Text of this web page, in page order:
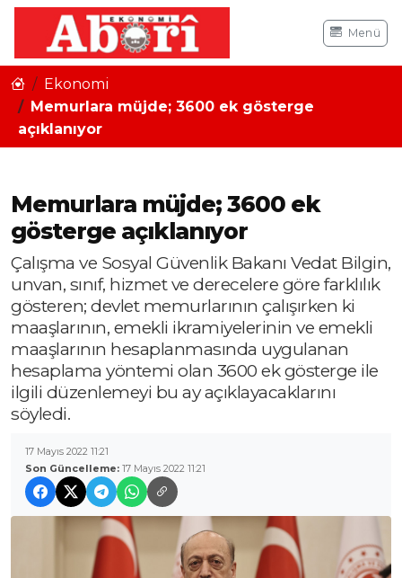
Menü
Ekonomi
Memurlara müjde; 3600 ek gösterge
açıklanıyor
Memurlara müjde; 3600 ek
gösterge açıklanıyor
Çalışma ve Sosyal Güvenlik Bakanı Vedat Bilgin,
unvan, sınıf, hizmet ve derecelere göre farklılık
gösteren; devlet memurlarının çalışırken ki
maaşlarının, emekli ikramiyelerinin ve emekli
maaşlarının hesaplanmasında uygulanan
hesaplama yöntemi olan 3600 ek gösterge ile
ilgili düzenlemeyi bu ay açıklayacaklarını
söyledi.
17 Mayıs 2022 11:21
Son Güncelleme: 17 Mayıs 2022 11:21